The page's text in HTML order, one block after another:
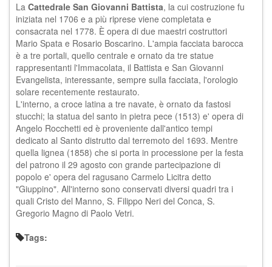
La Cattedrale San Giovanni Battista, la cui costruzione fu
iniziata nel 1706 e a più riprese viene completata e
consacrata nel 1778. È opera di due maestri costruttori
Mario Spata e Rosario Boscarino. L'ampia facciata barocca
è a tre portali, quello centrale e ornato da tre statue
rappresentanti l'Immacolata, il Battista e San Giovanni
Evangelista, interessante, sempre sulla facciata, l'orologio
solare recentemente restaurato.
L'interno, a croce latina a tre navate, è ornato da fastosi
stucchi; la statua del santo in pietra pece (1513) e' opera di
Angelo Rocchetti ed è proveniente dall'antico tempi
dedicato al Santo distrutto dal terremoto del 1693. Mentre
quella lignea (1858) che si porta in processione per la festa
del patrono il 29 agosto con grande partecipazione di
popolo e' opera del ragusano Carmelo Licitra detto
"Giuppino". All'interno sono conservati diversi quadri tra i
quali Cristo del Manno, S. Filippo Neri del Conca, S.
Gregorio Magno di Paolo Vetri.
Tags: